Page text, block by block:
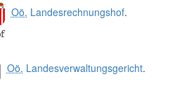
Oö. Landesrechnungshof.
Oö. Landesverwaltungsgericht.